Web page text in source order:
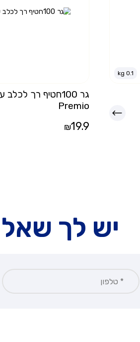
0.1
kg
גר 100חטיף רך
Premio
19.9
₪
יש לך